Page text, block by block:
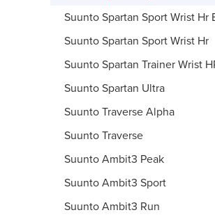
Suunto Spartan Sport Wrist Hr
Suunto Spartan Sport Wrist Hr
Suunto Spartan Trainer Wrist
Suunto Spartan Ultra
Suunto Traverse Alpha
Suunto Traverse
Suunto Ambit3 Peak
Suunto Ambit3 Sport
Suunto Ambit3 Run